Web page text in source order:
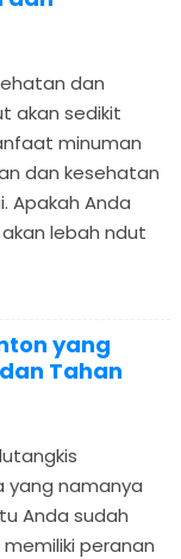
dan
akan sedikit
minuman
dan kesehatan
Apakah Anda
lebah ndut
yang
Tahan
namanya
Anda sudah
peranan